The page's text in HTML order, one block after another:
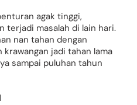
agak tinggi,
terjadi masalah di lain hari.
nan tahan dengan
jadi tahan lama
sampai puluhan tahun